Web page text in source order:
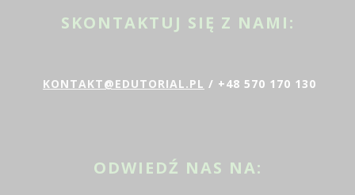
SKONTAKTUJ SIĘ Z NAMI:
KONTAKT@EDUTORIAL.PL / +48 570 170 130
ODWIEDŹ NAS NA: